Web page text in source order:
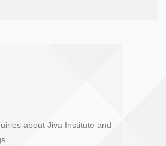
about Jiva Institute and